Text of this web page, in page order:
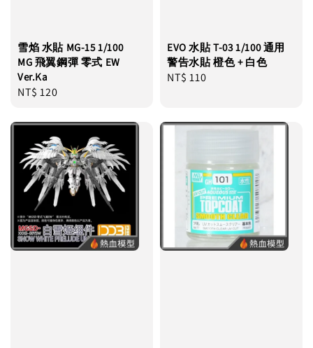
雪焰 水貼 MG-15 1/100
MG 飛翼鋼彈 零式 EW
Ver.Ka
Regular
NT$ 120
EVO 水貼 T-03 1/100 通用
警告水貼 橙色 + 白色
Regular
NT$ 110